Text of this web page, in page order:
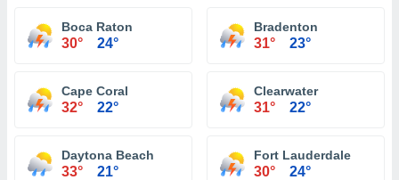
Boca Raton
30° 24°
Bradenton
31° 23°
Cape Coral
32° 22°
Clearwater
31° 22°
Daytona Beach
33° 21°
Fort Lauderdale
30° 24°